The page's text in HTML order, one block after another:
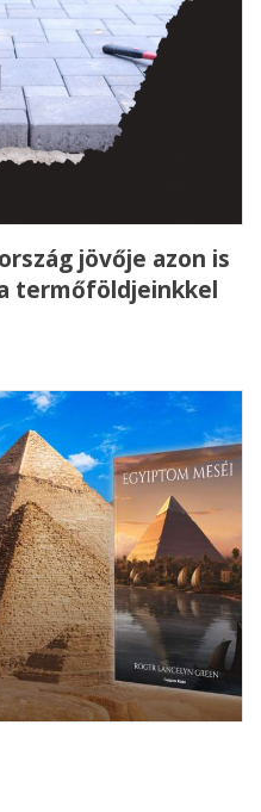
jövője azon is
termőföldjeinkkel